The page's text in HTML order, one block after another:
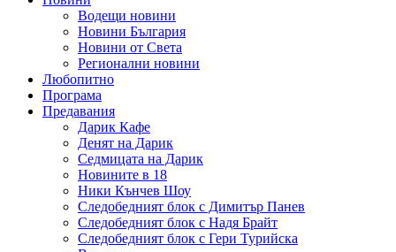
Водещи новини
Новини България
Новини от Света
Регионални новини
Любопитно
Програма
Предавания
Дарик Кафе
Денят на Дарик
Седмицата на Дарик
Новините в 18
Ники Кънчев Шоу
Следобедният блок с Димитър Панев
Следобедният блок с Надя Брайт
Следобедният блок с Гери Турийска